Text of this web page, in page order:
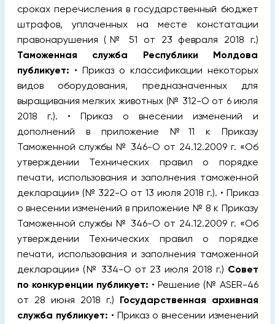
сроках перечисления в государственный бюджет
штрафов, уплаченных на месте констатации
правонарушения (№ 51 от 23 февраля 2018 г.)
Таможенная служба Республики Молдова
публикует: • Приказ o классификации некоторых
видов оборудования, предназначенных для
выращивания мелких животных (№ 312-О от 6 июля
2018 г.). • Приказ o внесении изменений и
дополнений в приложение №11 к Приказу
Таможенной службы № 346-O от 24.12.2009 г. «Об
утверждении Технических правил о порядке
печати, использования и заполнения таможенной
декларации» (№ 322-О от 13 июля 2018 г.). • Приказ
о внесении изменений в приложение № 8 к Приказу
Таможенной службы № 346-О от 24.12.2009 г. «Об
утверждении Технических правил о порядке
печати, использования и заполнения таможенной
декларации» (№ 334-О от 23 июля 2018 г.) Совет
по конкуренции публикует: • Решение (№ ASER-46
от 28 июня 2018 г.) Государственная архивная
служба публикует: • Приказ о внесении изменений